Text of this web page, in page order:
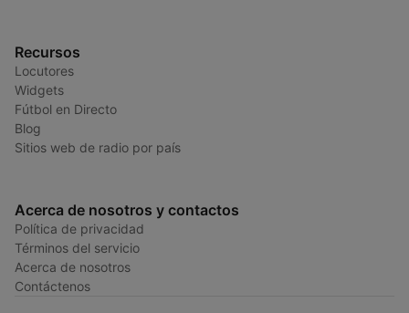
Recursos
Locutores
Widgets
Fútbol en Directo
Blog
Sitios web de radio por país
Acerca de nosotros y contactos
Política de privacidad
Términos del servicio
Acerca de nosotros
Contáctenos